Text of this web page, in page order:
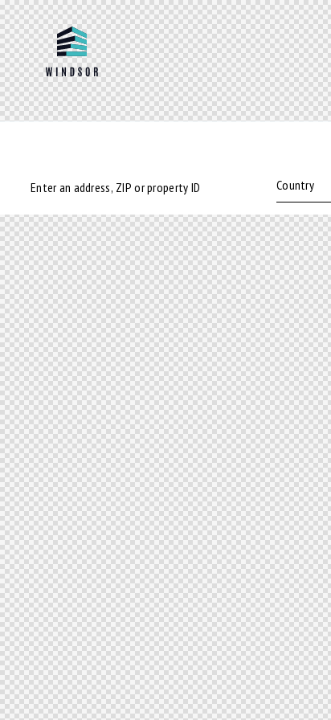
Bedrooms Bathrooms